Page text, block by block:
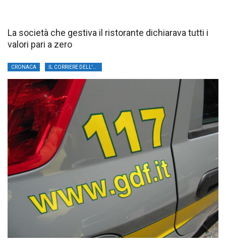
La società che gestiva il ristorante dichiarava tutti i
valori pari a zero
CRONACA